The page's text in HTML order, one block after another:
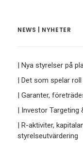
NEWS | NYHETER
| Nya styrelser på
| Det som spelar
| Garanter,
| Investor Targeting
| R-aktiviter,
styrelseutvärdering